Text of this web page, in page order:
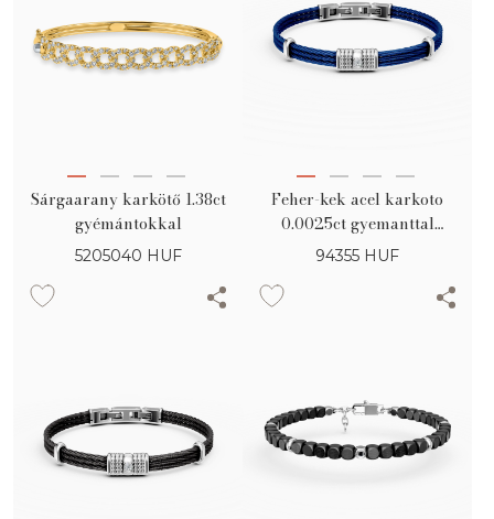
Sárgaarany karkötő 1.38ct
gyémántokkal
5205040 HUF
Feher-kek acel karkoto
0.0025ct gyemanttal
ferfiaknak
94355 HUF